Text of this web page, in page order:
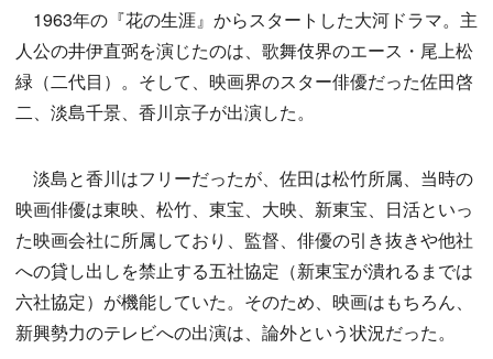
1963年の『花の生涯』からスタートした大河ドラマ。主
人公の井伊直弼を演じたのは、歌舞伎界のエース・尾上松
緑（二代目）。そして、映画界のスター俳優だった佐田啓
二、淡島千景、香川京子が出演した。
淡島と香川はフリーだったが、佐田は松竹所属、当時の
映画俳優は東映、松竹、東宝、大映、新東宝、日活といっ
た映画会社に所属しており、監督、俳優の引き抜きや他社
への貸し出しを禁止する五社協定（新東宝が潰れるまでは
六社協定）が機能していた。そのため、映画はもちろん、
新興勢力のテレビへの出演は、論外という状況だった。